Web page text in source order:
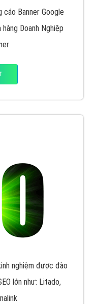
Banner Google
Doanh Nghiệp
nghiệm được đào
lớn như: Litado,